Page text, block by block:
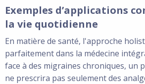
Exemples d’applications
la vie quotidienne
En matière de santé, l'approche
parfaitement dans la médecine
face à des migraines chroniques, un
ne prescrira pas seulement des